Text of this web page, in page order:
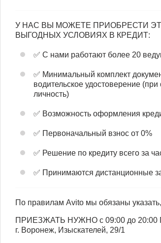
У НАС ВЫ МОЖЕТЕ ПРИОБРЕСТИ
ВЫГОДНЫХ УСЛОВИЯХ В КРЕДИТ:
✅ С нами работают более 20
✅ Минимальный комплект
водительское удостоверение
личность)
✅ Возможность оформления
✅ Первоначальный взнос от 0%
✅ Решение по кредиту всего за
✅ Принимаются дистанционные
По правилам Avito мы обязаны
ПРИЕЗЖАТЬ НУЖНО с 09:00 до 20:00
г. Воронеж, Изыскателей, 29/1